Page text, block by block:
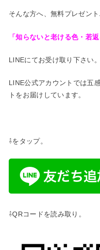
そんな方へ、無料プレゼント
「知らないと老ける色・若返
LINEにてお受け取り下さい。
LINE公式アカウントでは五
トをお届けしています。
⇩をタップ。
⇩QRコードを読み取り。